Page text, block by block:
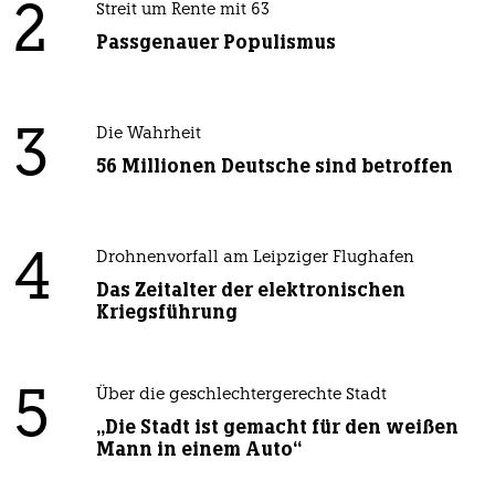
2 Streit um Rente mit 63
Passgenauer Populismus
3 Die Wahrheit
56 Millionen Deutsche sind betroffen
4 Drohnenvorfall am Leipziger Flughafen
Das Zeitalter der elektronischen
Kriegsführung
5 Über die geschlechtergerechte Stadt
„Die Stadt ist gemacht für den weißen
Mann in einem Auto“